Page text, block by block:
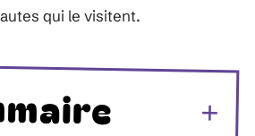
qui le visitent.